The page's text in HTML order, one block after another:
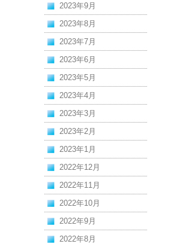
2023年9月
2023年8月
2023年7月
2023年6月
2023年5月
2023年4月
2023年3月
2023年2月
2023年1月
2022年12月
2022年11月
2022年10月
2022年9月
2022年8月